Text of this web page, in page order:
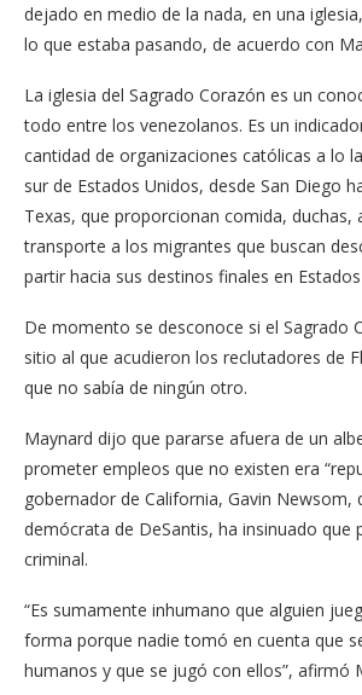
dejado en medio de la nada, en una
lo que estaba pasando, de acuerdo con
La iglesia del Sagrado Corazón es un
todo entre los venezolanos. Es un
cantidad de organizaciones católicas a lo
sur de Estados Unidos, desde San Diego
Texas, que proporcionan comida, duchas,
transporte a los migrantes que buscan
partir hacia sus destinos finales en
De momento se desconoce si el Sagrado
sitio al que acudieron los reclutadores de
que no sabía de ningún otro.
Maynard dijo que pararse afuera de un
prometer empleos que no existen era
gobernador de California, Gavin Newsom,
demócrata de DeSantis, ha insinuado que
criminal.
“Es sumamente inhumano que alguien
forma porque nadie tomó en cuenta que
humanos y que se jugó con ellos”, afirmó